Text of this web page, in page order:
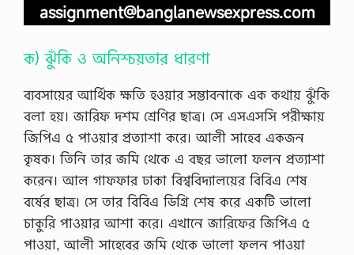
assignment@banglanewsexpress.com
ক) ঝুঁকি ও অনিশ্চয়তার ধারণা
ব্যবসায়ের আর্থিক ক্ষতি হওয়ার সম্ভাবনাকে এক কথায় ঝুঁকি
বলা হয়। জারিফ দশম শ্রেণির ছাত্র। সে এসএসসি পরীক্ষায়
জিপিএ ৫ পাওয়ার প্রত্যাশা করে। আলী সাহেব একজন
কৃষক। তিনি তার জমি থেকে এ বছর ভালো ফলন প্রত্যাশা
করেন। আল গাফফার ঢাকা বিশ্ববিদ্যালয়ের বিবিএ শেষ
বর্ষের ছাত্র। সে তার বিবিএ ডিগ্রি শেষ করে একটি ভালো
চাকুরি পাওয়ার আশা করে। এখানে জারিফের জিপিএ ৫
পাওয়া, আলী সাহেবের জমি থেকে ভালো ফলন পাওয়া